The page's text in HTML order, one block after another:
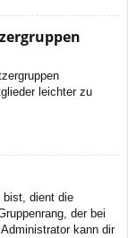
leichter zu
bist, dient die
der bei
kann dir